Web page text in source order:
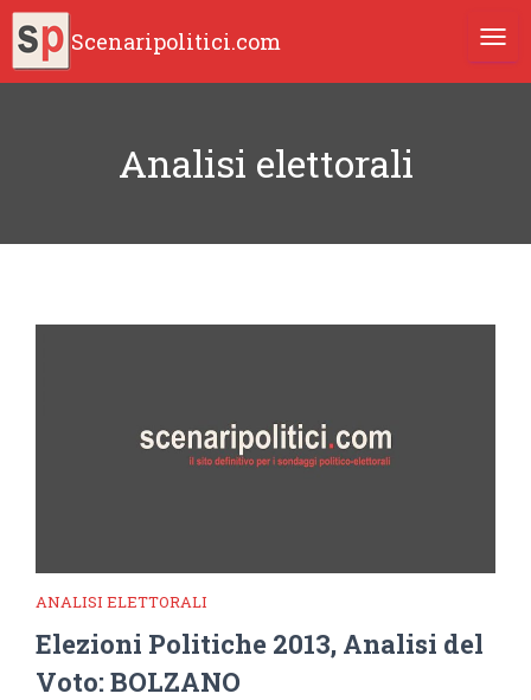
Scenaripolitici.com
Analisi elettorali
ANALISI ELETTORALI
Elezioni Politiche 2013, Analisi del
Voto: BOLZANO